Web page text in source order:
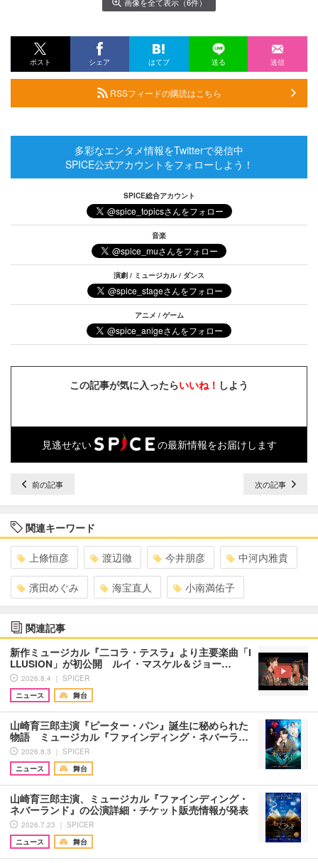
ポスト シェア はてブ 送る 送信
RSSフィードの購読はこちら
多彩なエンタメ情報をTwitterで発信中
SPICE公式アカウントをフォローしよう！
SPICE総合アカウント
音楽
演劇 / ミュージカル / ダンス
アニメ / ゲーム
この記事が気に入ったらいいね！ しよう
見逃せない の最新情報をお届けします
前の記事 次の記事
関連キーワード
上條恒彦 渡辺徹 今井朋彦 中河内雅貴
濱田めぐみ 海宝直人 小南満佑子
関連記事
新作ミュージカル『二コラ・テスラ』より主要楽曲「I
LLUSION」が初公開 ルイ・マスケル＆ジョー…
2026.8.4 ｜ SPICER
ニュース
舞台
山崎育三郎主演『ピーター・パン』誕生に秘められた
物語 ミュージカル『ファインディング・ネバーラ…
2026.8.3 ｜ SPICER
ニュース
舞台
山崎育三郎主演、ミュージカル『ファインディング・
ネバーランド』の公演詳細・チケット販売情報が発表
2026.7.23 ｜ SPICER
ニュース
舞台